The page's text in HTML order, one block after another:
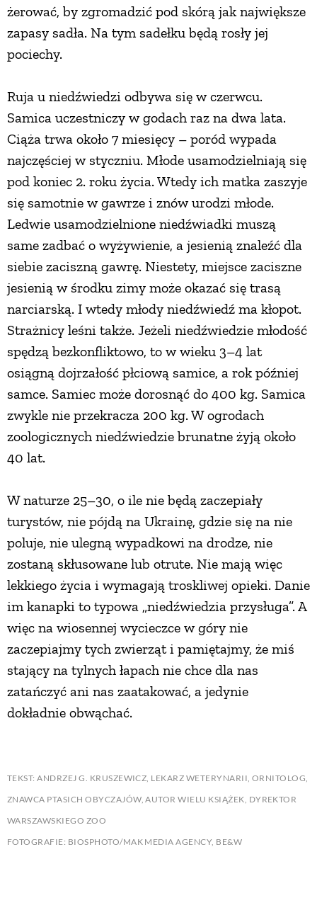
żerować, by zgromadzić pod skórą jak największe
zapasy sadła. Na tym sadełku będą rosły jej
pociechy.
Ruja u niedźwiedzi odbywa się w czerwcu.
Samica uczestniczy w godach raz na dwa lata.
Ciąża trwa około 7 miesięcy – poród wypada
najczęściej w styczniu. Młode usamodzielniają się
pod koniec 2. roku życia. Wtedy ich matka zaszyje
się samotnie w gawrze i znów urodzi młode.
Ledwie usamodzielnione niedźwiadki muszą
same zadbać o wyżywienie, a jesienią znaleźć dla
siebie zaciszną gawrę. Niestety, miejsce zaciszne
jesienią w środku zimy może okazać się trasą
narciarską. I wtedy młody niedźwiedź ma kłopot.
Strażnicy leśni także. Jeżeli niedźwiedzie młodość
spędzą bezkonfliktowo, to w wieku 3–4 lat
osiągną dojrzałość płciową samice, a rok później
samce. Samiec może dorosnąć do 400 kg. Samica
zwykle nie przekracza 200 kg. W ogrodach
zoologicznych niedźwiedzie brunatne żyją około
40 lat.
W naturze 25–30, o ile nie będą zaczepiały
turystów, nie pójdą na Ukrainę, gdzie się na nie
poluje, nie ulegną wypadkowi na drodze, nie
zostaną skłusowane lub otrute. Nie mają więc
lekkiego życia i wymagają troskliwej opieki. Danie
im kanapki to typowa „niedźwiedzia przysługa”. A
więc na wiosennej wycieczce w góry nie
zaczepiajmy tych zwierząt i pamiętajmy, że miś
stający na tylnych łapach nie chce dla nas
zatańczyć ani nas zaatakować, a jedynie
dokładnie obwąchać.
TEKST: ANDRZEJ G. KRUSZEWICZ, LEKARZ WETERYNARII, ORNITOLOG,
ZNAWCA PTASICH OBYCZAJÓW, AUTOR WIELU KSIĄŻEK, DYREKTOR
WARSZAWSKIEGO ZOO
FOTOGRAFIE: BIOSPHOTO/MAK MEDIA AGENCY, BE&W